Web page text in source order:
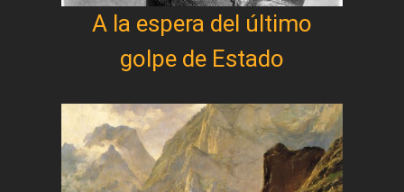
A la espera del último
golpe de Estado